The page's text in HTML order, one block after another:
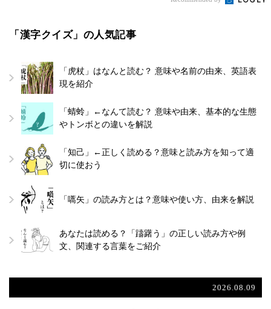
「漢字クイズ」の人気記事
「虎杖」はなんと読む？ 意味や名前の由来、英語表
現を紹介
「蜻蛉」←なんて読む？ 意味や由来、基本的な生態
やトンボとの違いを解説
「知己」←正しく読める？意味と読み方を知って適
切に使おう
「嚆矢」の読み方とは？意味や使い方、由来を解説
あなたは読める？「躊躇う」の正しい読み方や例
文、関連する言葉をご紹介
2026.08.09